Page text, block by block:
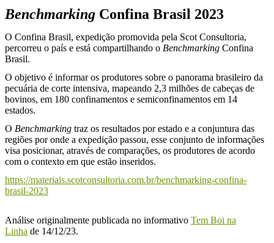
Benchmarking Confina Brasil 2023
O Confina Brasil, expedição promovida pela Scot Consultoria,
percorreu o país e está compartilhando o Benchmarking Confina
Brasil.
O objetivo é informar os produtores sobre o panorama brasileiro da
pecuária de corte intensiva, mapeando 2,3 milhões de cabeças de
bovinos, em 180 confinamentos e semiconfinamentos em 14
estados.
O Benchmarking traz os resultados por estado e a conjuntura das
regiões por onde a expedição passou, esse conjunto de informações
visa posicionar, através de comparações, os produtores de acordo
com o contexto em que estão inseridos.
https://materiais.scotconsultoria.com.br/benchmarking-confina-
brasil-2023
Análise originalmente publicada no informativo Tem Boi na
Linha de 14/12/23.